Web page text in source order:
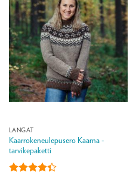
LANGAT
Kaarrokeneulepusero Kaarna -
tarvikepaketti